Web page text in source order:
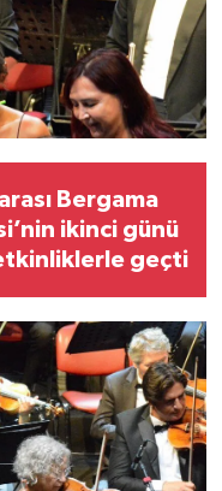
Bergama
ikinci günü
geçti